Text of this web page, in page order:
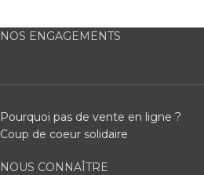
NOS ENGAGEMENTS
Pourquoi pas de vente en ligne ?
Coup de coeur solidaire
NOUS CONNAÎTRE